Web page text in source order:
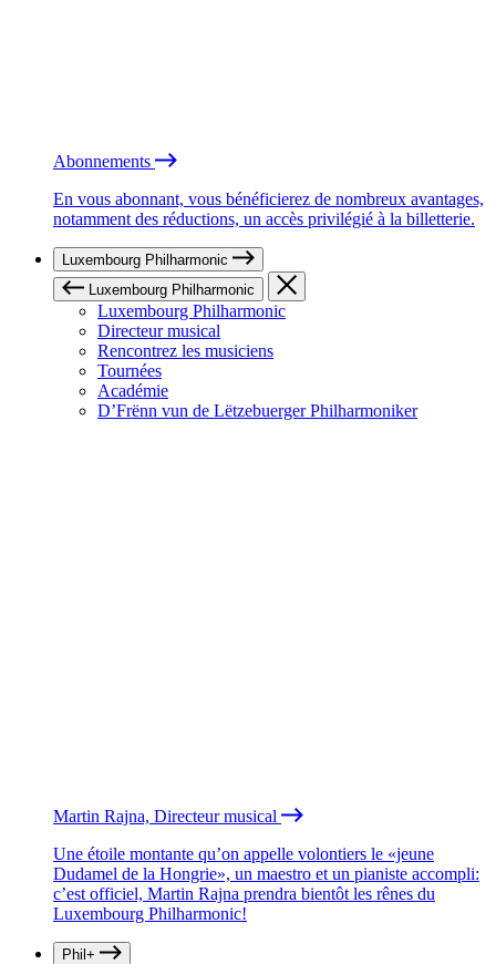
Abonnements
En vous abonnant, vous bénéficierez de nombreux avantages,
notamment des réductions, un accès privilégié à la billetterie.
Luxembourg Philharmonic
Luxembourg Philharmonic
Luxembourg Philharmonic
Directeur musical
Rencontrez les musiciens
Tournées
Académie
D’Frënn vun de Lëtzebuerger Philharmoniker
Martin Rajna, Directeur musical
Une étoile montante qu’on appelle volontiers le «jeune
Dudamel de la Hongrie», un maestro et un pianiste accompli:
c’est officiel, Martin Rajna prendra bientôt les rênes du
Luxembourg Philharmonic!
Phil+